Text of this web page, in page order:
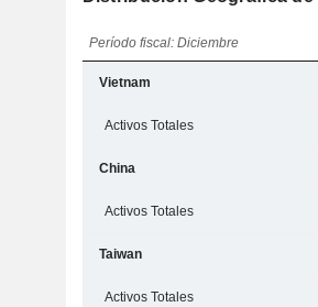
Período fiscal: Diciembre
Vietnam
Activos Totales
China
Activos Totales
Taiwan
Activos Totales